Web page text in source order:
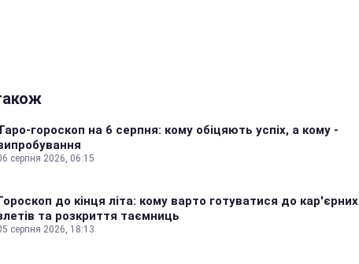
гороскоп на 6 серпня: кому обіцяють успіх, а кому -
серпня 2026, 06:15
до кінця літа: кому варто готуватися до кар'єрних
та розкриття таємниць
серпня 2026, 18:13